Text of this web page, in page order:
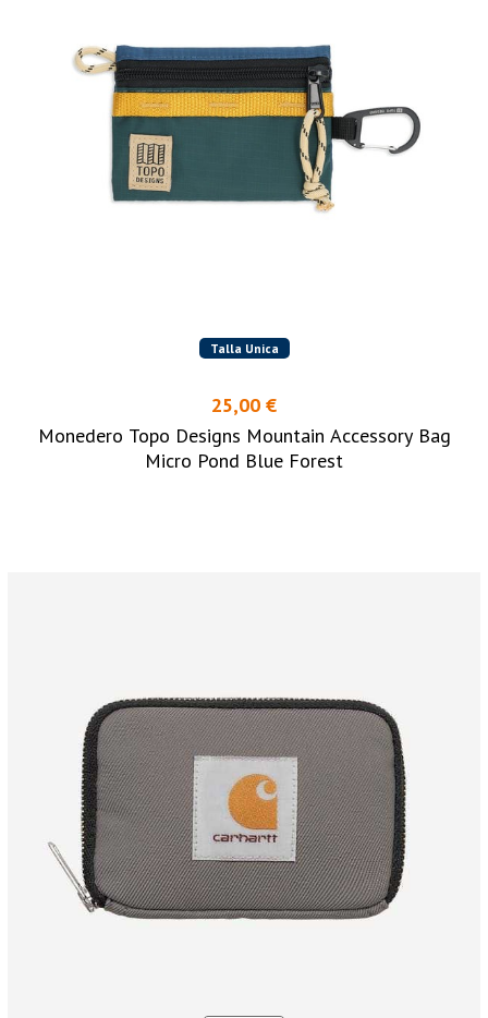
Talla Unica
25,00 €
Monedero Topo Designs Mountain Accessory Bag
Micro Pond Blue Forest